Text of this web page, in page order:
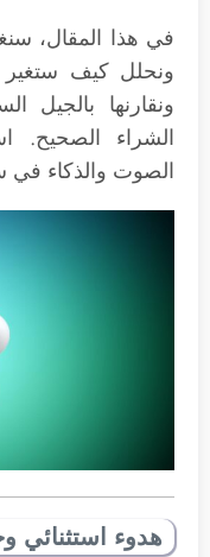
في هذا المقال،
ونحلل كيف ستغير
ونقارنها بالجيل
الشراء الصحيح.
الصوت والذكاء في
هدوء